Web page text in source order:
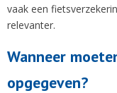
vaak een
relevanter.
Wanneer
opgegeven?